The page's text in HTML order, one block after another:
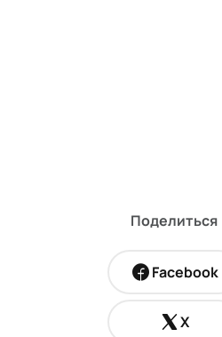
Поделиться
Facebook
X